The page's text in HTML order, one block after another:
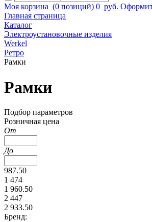
Моя корзина (0 позиций) 0 руб.
Главная страница
Каталог
Электроустановочные изделия
Werkel
Ретро
Рамки
Рамки
Подбор параметров
Розничная цена
От
До
987.50
1 474
1 960.50
2 447
2 933.50
Бренд: